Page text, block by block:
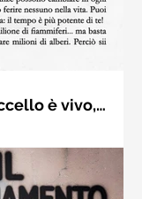
è vivo,
le formiche.
è morto, le formiche